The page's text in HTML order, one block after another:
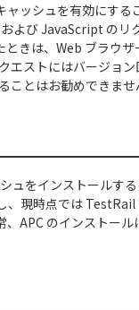
ッシュを有効にする
よび JavaScript のリ
きは、Web ブラウザ
エストにはバージョ
とはお勧めできませ
ュをインストールす
、現時点では TestRail
APC のインストール